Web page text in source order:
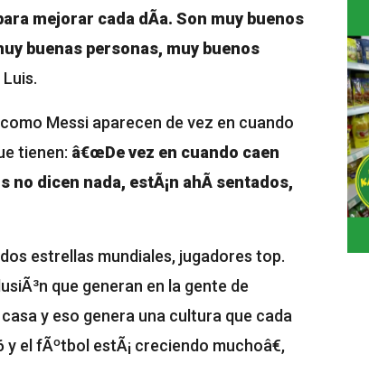
mejorar cada dÃ­a. Son muy buenos
buenas personas, muy buenos
Messi aparecen de vez en cuando
tienen: â€œDe vez en cuando caen
no dicen nada, estÃ¡n ahÃ­ sentados,
estrellas mundiales, jugadores top.
que generan en la gente de
y eso genera una cultura que cada
el fÃºtbol estÃ¡ creciendo muchoâ€,